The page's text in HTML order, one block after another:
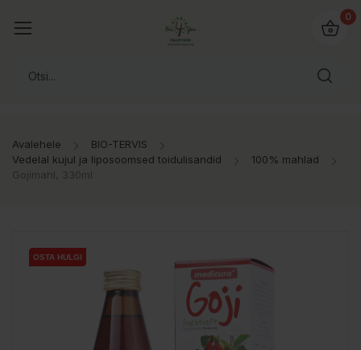
0
Avalehele
BIO-TERVIS
Vedelal kujul ja liposoomsed toidulisandid
100% mahlad
Gojimahl, 330ml
OSTA HULGI
OSTA HULGI
OSTA HULGI